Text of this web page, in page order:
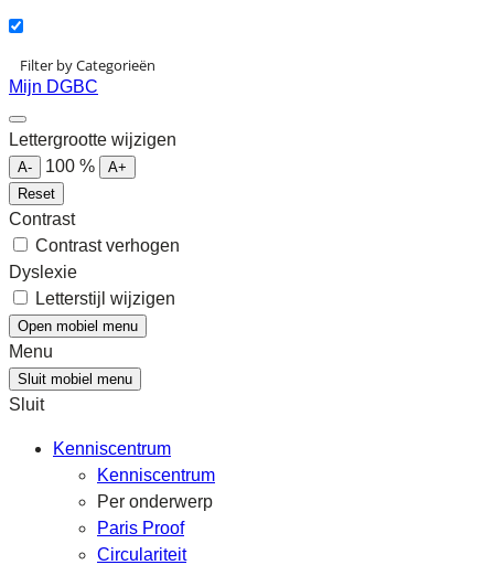
Filter by Categorieën
Mijn DGBC
Lettergrootte wijzigen
A- 100 %
A+
Reset
Contrast
Contrast verhogen
Dyslexie
Letterstijl wijzigen
Open mobiel menu
Menu
Sluit mobiel menu
Sluit
Kenniscentrum
Kenniscentrum
Per onderwerp
Paris Proof
Circulariteit